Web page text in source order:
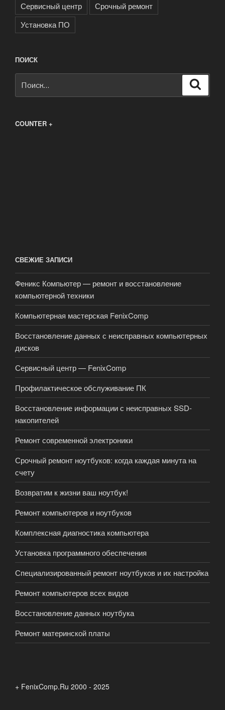
Сервисный центр
Срочный ремонт
Установка ПО
ПОИСК
COUNTER +
СВЕЖИЕ ЗАПИСИ
Феникс Компьютер — ремонт и восстановление
компьютерной техники
Компьютерная мастерская FenixComp
Восстановление данных с неисправных компьютерных
дисков
Сервисный центр — FenixComp
Профилактическое обслуживание ПК
Восстановление информации с неисправных SSD-
накопителей
Ремонт современной электроники
Срочный ремонт ноутбуков: когда каждая минута на
счету
Возвратим к жизни ваш ноутбук!
Ремонт компьютеров и ноутбуков
Комплексная диагностика компьютера
Установка программного обеспечения
Специализированный ремонт ноутбуков и их настройка
Ремонт компьютеров всех видов
Восстановление данных ноутбука
Ремонт материнской платы
+ FenixComp.Ru 2000 - 2025